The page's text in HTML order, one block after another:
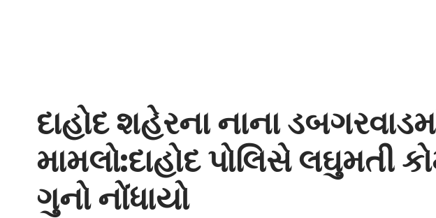
દાહોદ શહેરના નાના
મામલો:દાહોદ પોલિસે લઘુમતી
ગુનો નોંધાયો